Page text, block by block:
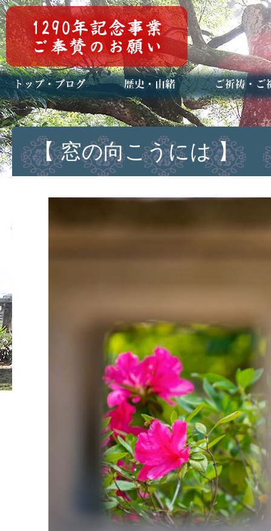
トップページ
ブログ(日々八百万)
お知らせ一覧 歴史・ご祭神
年中行事
メディア掲載 ご祈祷・ご祈
安産祈願
初宮参り
七五三詣
長寿のお祝い
神前結婚式
厄祓い・方位
車のお祓い
地鎮祭
神葬祭（神式
【 窓の向こうには 】